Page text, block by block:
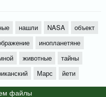
файлы
нашли NASA
объект
инопланетяне
животные
тайны
Марс
йети